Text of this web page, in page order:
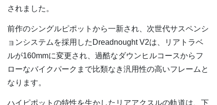
されました。
前作のシングルピポットから一新され、次世代サスペンシ
ョンシステムを採用したDreadnought V2は、リアトラベ
ルが160mmに変更され、過酷なダウンヒルコースからフ
ローなバイクパークまで比類なき汎用性の高いフレームと
なります。
ハイピポットの特性を生かしたリアアクスルの軌道は、下